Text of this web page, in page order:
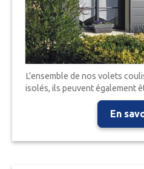
L’ensemble de nos volets
isolés, ils peuvent également
En